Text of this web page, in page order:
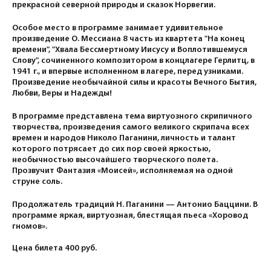
прекрасной северной природы и сказок Норвегии.
Особое место в программе занимает удивительное
произведение О. Мессиана 8 часть из квартета "На конец
времени", "Хвала Бессмертному Иисусу и Воплотившемуся
Слову", сочиненного композитором в концлагере Герлитц, в
1941 г., и впервые исполненном в лагере, перед узниками.
Произведение необычайной силы и красоты Вечного Бытия,
Любви, Веры и Надежды!
В программе представлена тема виртуозного скрипичного
творчества, произведения самого великого скрипача всех
времен и народов Николо Паганини, личность и талант
которого потрясает до сих пор своей яркостью,
необычностью высочайшего творческого полета.
Прозвучит Фантазия «Моисей», исполняемая на одной
струне соль.
Продолжатель традиций Н. Паганини — Антонио Баццини. В
программе яркая, виртуозная, блестящая пьеса «Хоровод
гномов».
Цена билета 400 руб.